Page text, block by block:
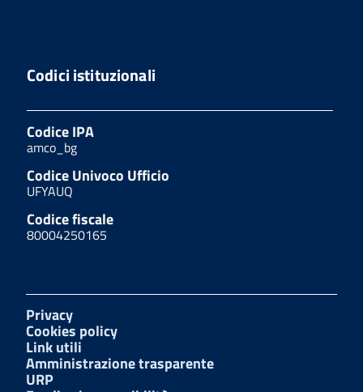
Codici istituzionali
Codice IPA
amco_bg
Codice Univoco Ufficio
UFYAUQ
Codice fiscale
80004250165
Privacy
Cookies policy
Link utili
Amministrazione trasparente
URP